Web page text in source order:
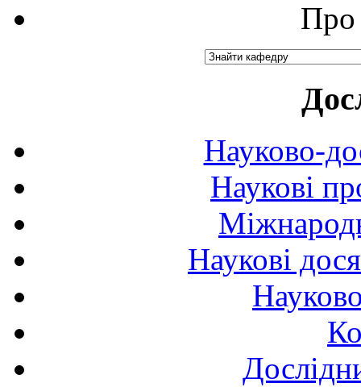
Про
Науково-
Наукові
Наукові